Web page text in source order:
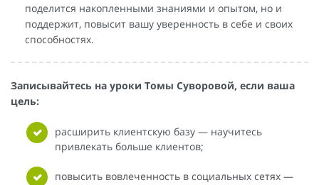
поделится накопленными знаниями и опытом, но и
поддержит, повысит вашу уверенность в себе и своих
способностях.
Записывайтесь на уроки Томы Суворовой, если ваша
цель:
расширить клиентскую базу — научитесь
привлекать больше клиентов;
повысить вовлеченность в социальных сетях —